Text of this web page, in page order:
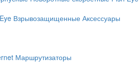
Взрывозащищенные Аксессуары
Маршрутизаторы